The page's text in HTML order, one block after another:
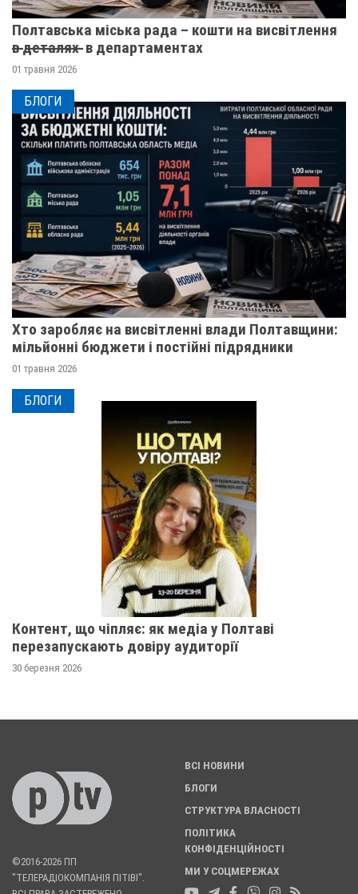
Полтавська міська рада – кошти на висвітлення
в̶ ̶д̶е̶т̶а̶л̶я̶х̶ ̶ в департаментах
01 травня 2026
БЛОГИ
Хто заробляє на висвітленні влади Полтавщини:
мільйонні бюджети і постійні підрядники
01 травня 2026
БЛОГИ
Контент, що чіпляє: як медіа у Полтаві
перезапускають довіру аудиторії
30 березня 2026
©2016-2026 ПП
"ТЕЛЕРАДІОКОМПАНІЯ ПІТІВІ".
ВСІ НОВИНИ
БЛОГИ
СТРУКТУРА ВЛАСНОСТІ
ПОЛІТИКА
КОНФІДЕНЦІЙНОСТІ
МИ У СОЦМЕРЕЖАХ